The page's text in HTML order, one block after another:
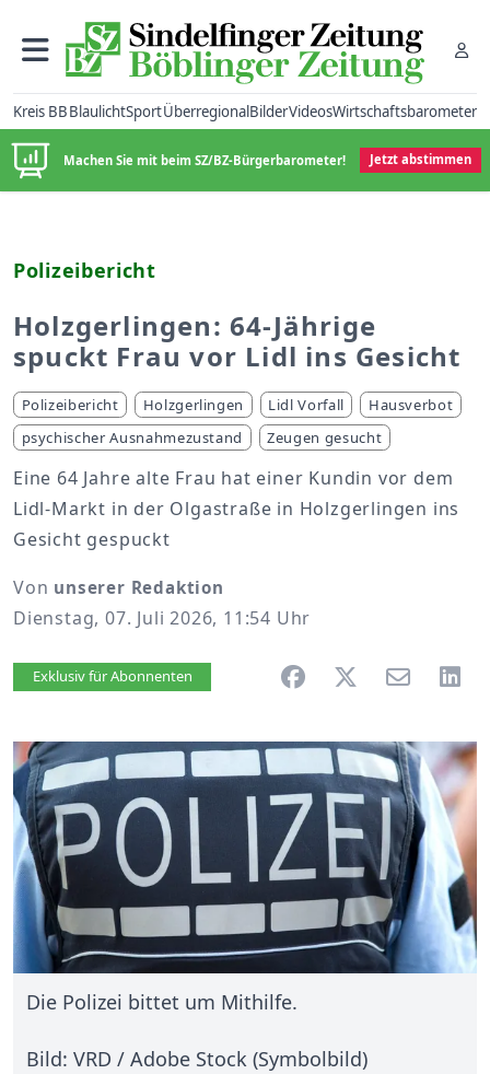
Kreis BBBlaulichtSportÜberregionalBilderVideosWirtschaftsbarometer
Machen Sie mit beim SZ/BZ-Bürgerbarometer! Jetzt abstimmen
Polizeibericht
Holzgerlingen: 64-Jährige
spuckt Frau vor Lidl ins Gesicht
Polizeibericht Holzgerlingen Lidl Vorfall
Hausverbot
psychischer Ausnahmezustand
Zeugen gesucht
Eine 64 Jahre alte Frau hat einer Kundin vor dem
Lidl-Markt in der Olgastraße in Holzgerlingen ins
Gesicht gespuckt
Von unserer Redaktion
Dienstag, 07. Juli 2026, 11:54 Uhr
Artikel vorlesen
Exklusiv für Abonnenten
Die Polizei bittet um Mithilfe.
Bild: VRD / Adobe Stock (Symbolbild)